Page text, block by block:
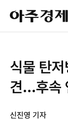
아
주
경
식물 탄
견...후속
신진영 기자